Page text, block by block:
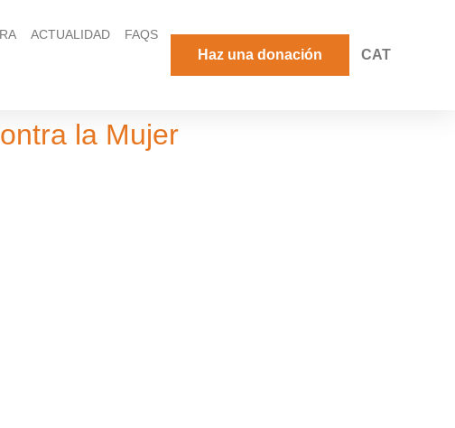
ACTUALIDAD FAQS
Haz una donación CAT
la Mujer